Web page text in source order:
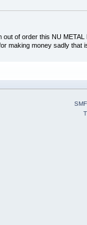
out of order this NU METAL
making money sadly that